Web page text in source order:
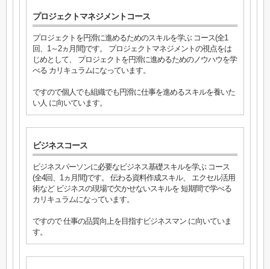
プロジェクトマネジメントコース
プロジェクトを円滑に進めるためのスキルを学ぶ コース(全1
回、1～2ヵ月間)です。 プロジェクトマネジメントの視点をは
じめとして、 プロジェクトを円滑に進めるためのノウハウを学
べる カリキュラムになっています。
ですので個人でも組織でも円滑に仕事を進めるスキルを養いた
い人 に向いています。
ビジネスコース
ビジネスパーソンに必要なビジネス基礎スキルを学ぶ コース
(全4回、1ヵ月間)です。 伝わる資料作成スキル、 エクセル活用
術など ビジネスの現場で欠かせないスキルを 短期間で学べる
カリキュラムになっています。
ですので 仕事の品質向上を目指すビジネスマン に向いていま
す。